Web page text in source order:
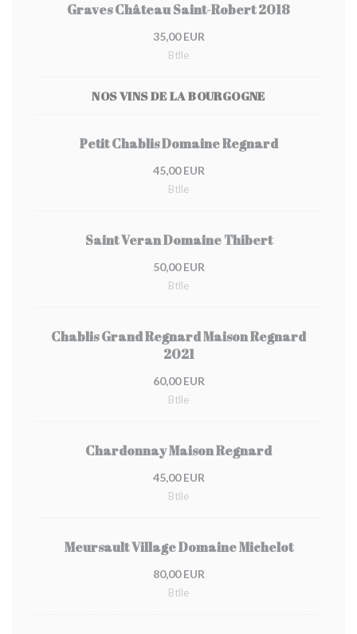
Graves Château Saint-Robert 2018
35,00 EUR
Btlle
NOS VINS DE LA BOURGOGNE
Petit Chablis Domaine Regnard
45,00 EUR
Btlle
Saint Veran Domaine Thibert
50,00 EUR
Btlle
Chablis Grand Regnard Maison Regnard
2021
60,00 EUR
Btlle
Chardonnay Maison Regnard
45,00 EUR
Btlle
Meursault Village Domaine Michelot
80,00 EUR
Btlle